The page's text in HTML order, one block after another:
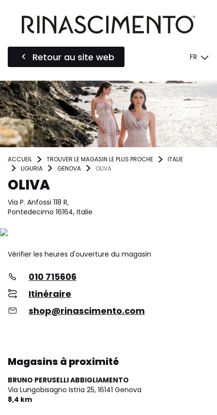
Retour au site web FR
ACCUEIL TROUVER LE MAGASIN LE PLUS PROCHE
ITALIE
LIGURIA
GENOVA OLIVA
OLIVA
Via P. Anfossi 118 R,
Pontedecimo 16164, Italie
Vérifier les heures d'ouverture du magasin
010 715606
Itinéraire
shop@rinascimento.com
Magasins à proximité
BRUNO PERUSELLI ABBIGLIAMENTO
Via Lungobisagno Istria 25, 16141 Genova
8,4 km